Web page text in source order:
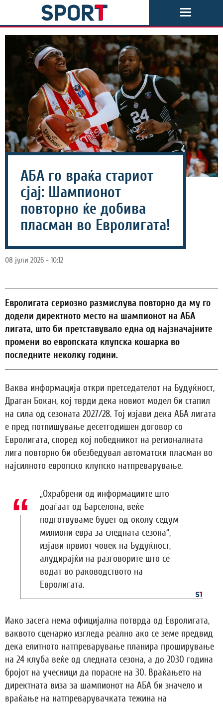
АБА го враќа стариот
сјај: Шампионот
повторно ќе добива
пласман во Евролигата!
08 јули 2026 - 10:12
Евролигата сериозно размислува повторно да му го
додели директното место на шампионот на АБА
лигата, што би претставувало една од најзначајните
промени во европската клупска кошарка во
последните неколку години.
Ваква информација откри претседателот на Будуќност,
Драган Бокан, кој тврди дека новиот модел би стапил
на сила од сезоната 2027/28. Тој изјави дека АБА лигата
е пред потпишување десетгодишен договор со
Евролигата, според кој победникот на регионалната
лига повторно би обезбедувал автоматски пласман во
најсилното европско клупско натпреварување.
„Охрабрени од информациите што
доаѓаат од Барселона, веќе
подготвуваме буџет од околу седум
милиони евра за следната сезона“,
изјави првиот човек на Будуќност,
алудирајќи на разговорите што се
водат во раководството на
Евролигата.
Иако засега нема официјална потврда од Евролигата,
ваквото сценарио изгледа реално ако се земе предвид
дека елитното натпреварување планира проширување
на 24 клуба веќе од следната сезона, а до 2030 година
бројот на учесници да порасне на 30. Враќањето на
директната виза за шампионот на АБА би значело и
враќање на натпреварувачката тежина на